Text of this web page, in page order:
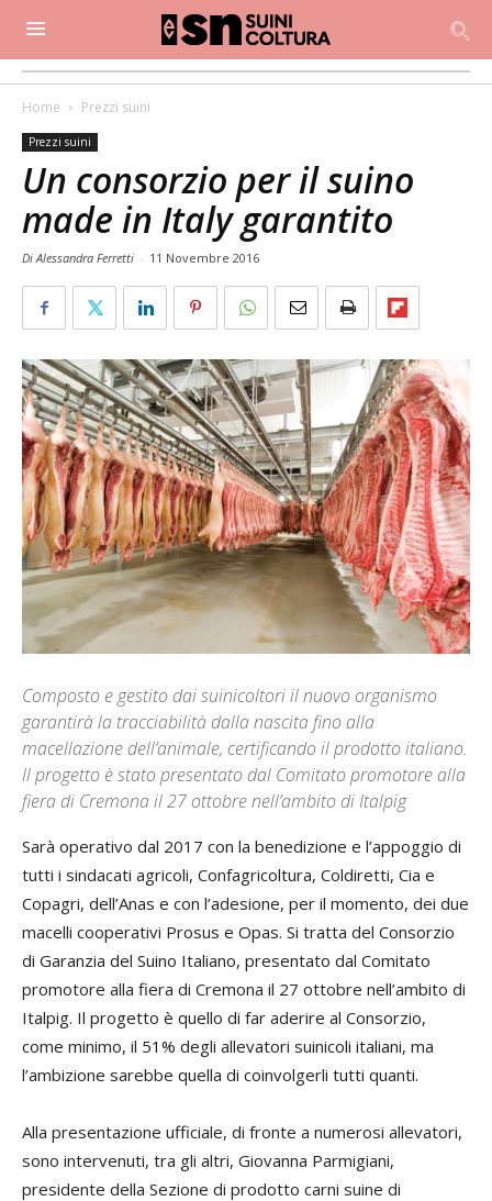
Home Prezzi suini
Prezzi suini
Un consorzio per il suino
made in Italy garantito
Di Alessandra Ferretti - 11 Novembre 2016
Composto e gestito dai suinicoltori il nuovo organismo
garantirà la tracciabilità dalla nascita fino alla
macellazione dell’animale, certificando il prodotto italiano.
Il progetto è stato presentato dal Comitato promotore alla
fiera di Cremona il 27 ottobre nell’ambito di Italpig
Sarà operativo dal 2017 con la benedizione e l’appoggio di
tutti i sindacati agricoli, Confagricoltura, Coldiretti, Cia e
Copagri, dell’Anas e con l’adesione, per il momento, dei due
macelli cooperativi Prosus e Opas. Si tratta del Consorzio
di Garanzia del Suino Italiano, presentato dal Comitato
promotore alla fiera di Cremona il 27 ottobre nell’ambito di
Italpig. Il progetto è quello di far aderire al Consorzio,
come minimo, il 51% degli allevatori suinicoli italiani, ma
l’ambizione sarebbe quella di coinvolgerli tutti quanti.
Alla presentazione ufficiale, di fronte a numerosi allevatori,
sono intervenuti, tra gli altri, Giovanna Parmigiani,
presidente della Sezione di prodotto carni suine di